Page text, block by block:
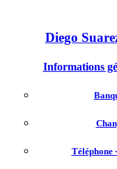
Diego
Informations
Téléphone